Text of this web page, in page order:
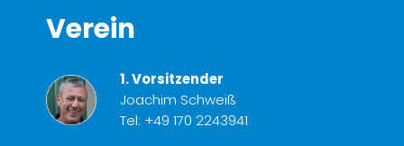
Verein
1. Vorsitzender
Joachim Schweiß
Tel: +49 170 2243941